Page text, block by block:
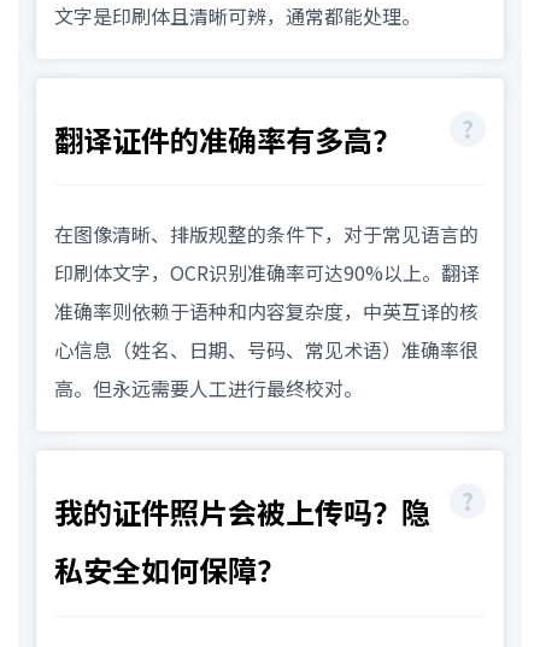
文字是印刷体且清晰可辨，通常都能处理。
翻译证件的准确率有多高？
在图像清晰、排版规整的条件下，对于常见语言的
印刷体文字，OCR识别准确率可达90%以上。翻译
准确率则依赖于语种和内容复杂度，中英互译的核
心信息（姓名、日期、号码、常见术语）准确率很
高。但永远需要人工进行最终校对。
我的证件照片会被上传吗？隐
私安全如何保障？